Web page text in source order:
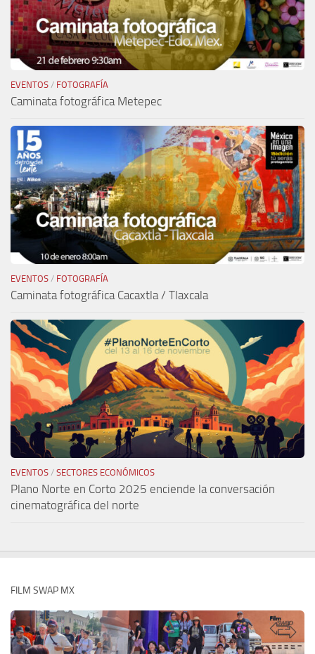
EVENTOS / FOTOGRAFÍA
Caminata fotográfica Metepec
EVENTOS / FOTOGRAFÍA
Caminata fotográfica Cacaxtla / Tlaxcala
EVENTOS / SECTORES ECONÓMICOS
Plano Norte en Corto 2025 enciende la conversación
cinematográfica del norte
FILM SWAP MX